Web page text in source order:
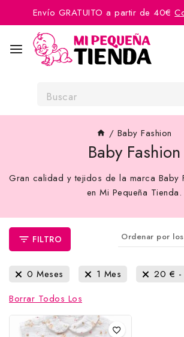
Envío GRATUITO a partir de 40€
/ Baby Fashion
Baby Fashion
Gran calidad y tejidos de la marca Baby
en Mi Pequeña Tienda.
FILTRO
0 Meses 1 Mes 20 € -
Borrar Todos Los